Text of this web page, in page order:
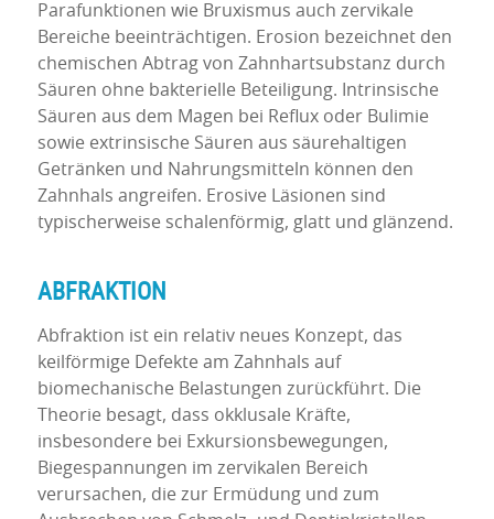
Parafunktionen wie Bruxismus auch zervikale
Bereiche beeinträchtigen. Erosion bezeichnet den
chemischen Abtrag von Zahnhartsubstanz durch
Säuren ohne bakterielle Beteiligung. Intrinsische
Säuren aus dem Magen bei Reflux oder Bulimie
sowie extrinsische Säuren aus säurehaltigen
Getränken und Nahrungsmitteln können den
Zahnhals angreifen. Erosive Läsionen sind
typischerweise schalenförmig, glatt und glänzend.
ABFRAKTION
Abfraktion ist ein relativ neues Konzept, das
keilförmige Defekte am Zahnhals auf
biomechanische Belastungen zurückführt. Die
Theorie besagt, dass okklusale Kräfte,
insbesondere bei Exkursionsbewegungen,
Biegespannungen im zervikalen Bereich
verursachen, die zur Ermüdung und zum